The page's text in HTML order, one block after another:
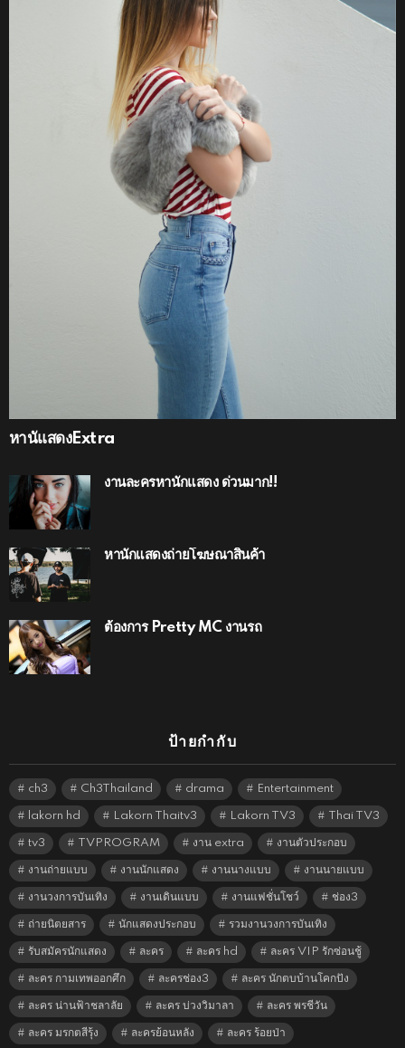
หานัแสดงExtra
งานละครหานักแสดง ด่วนมาก!!
หานักแสดงถ่ายโฆษณาสินค้า
ต้องการ Pretty MC งานรถ
ป้ายกำกับ
ch3 Ch3Thailand drama Entertainment
lakorn hd Lakorn Thaitv3 Lakorn TV3 Thai TV3
tv3 TVPROGRAM งาน extra งานตัวประกอบ
งานถ่ายแบบ งานนักแสดง งานนางแบบ งานนายแบบ
งานวงการบันเทิง งานเดินแบบ งานแฟชั่นโชว์ ช่อง3
ถ่ายนิตยสาร นักแสดงประกอบ รวมงานวงการบันเทิง
รับสมัครนักแสดง ละคร ละคร hd ละคร VIP รักซ่อนชู้
ละคร กามเทพออกศึก ละครช่อง3 ละคร นักตบบ้านโคกปัง
ละคร น่านฟ้าชลาลัย ละคร บ่วงวิมาลา ละคร พรชีวัน
ละคร มรกตสีรุ้ง ละครย้อนหลัง ละคร ร้อยป่า